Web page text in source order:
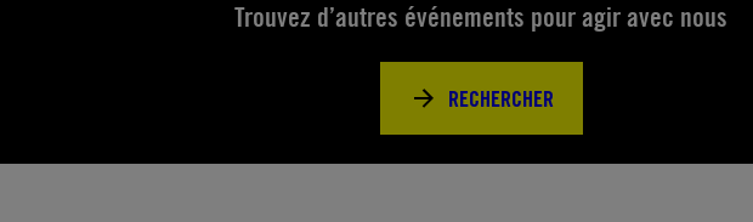
Trouvez d’autres événements pour agir avec nous
RECHERCHER